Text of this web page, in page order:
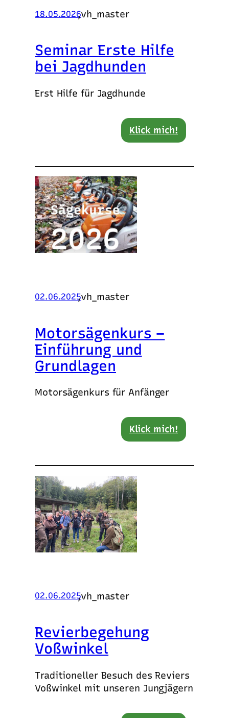
18.05.2026
,vh_master
Seminar Erste Hilfe
bei Jagdhunden
Erst Hilfe für Jagdhunde
Klick mich!
02.06.2025
,vh_master
Motorsägenkurs –
Einführung und
Grundlagen
Motorsägenkurs für Anfänger
Klick mich!
02.06.2025
,vh_master
Revierbegehung
Voßwinkel
Traditioneller Besuch des Reviers
Voßwinkel mit unseren Jungjägern